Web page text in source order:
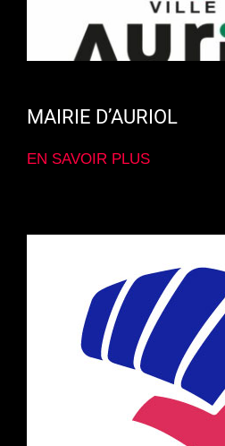
MAIRIE D’AURIOL
EN SAVOIR PLUS